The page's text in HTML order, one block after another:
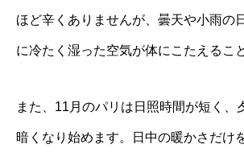
ほど辛くありませんが、曇天や小雨の
に冷たく湿った空気が体にこたえるこ
また、11月のパリは日照時間が短く、
暗くなり始めます。日中の暖かさだけ